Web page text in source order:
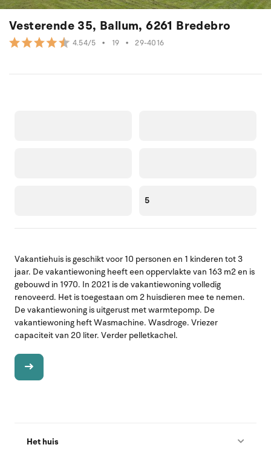
Vesterende 35, Ballum, 6261 Bredebro
4.54/5 • 19 • 29-4016
5
Vakantiehuis is geschikt voor 10 personen en 1 kinderen tot 3
jaar. De vakantiewoning heeft een oppervlakte van 163 m2 en is
gebouwd in 1970. In 2021 is de vakantiewoning volledig
renoveerd. Het is toegestaan om 2 huisdieren mee te nemen.
De vakantiewoning is uitgerust met warmtepomp. De
vakantiewoning heft Wasmachine. Wasdroge. Vriezer
capaciteit van 20 liter. Verder pelletkachel.
Het huis